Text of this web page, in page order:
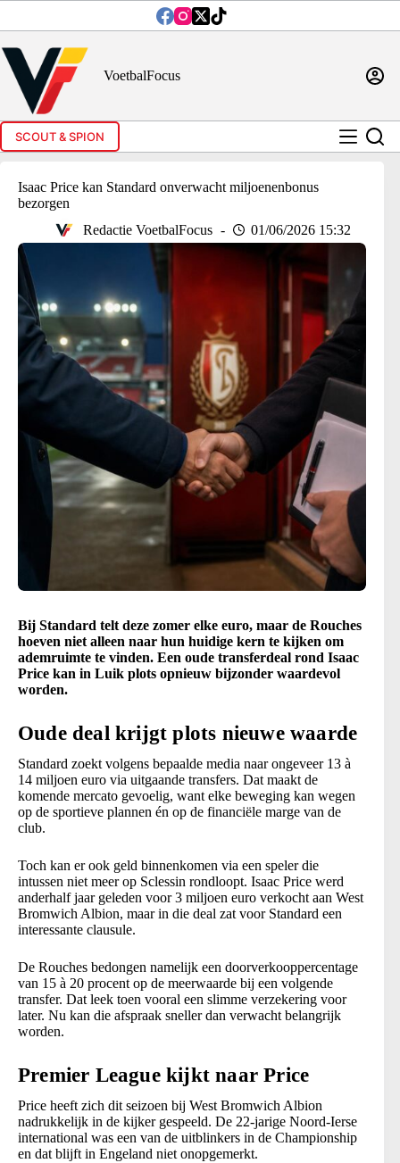
inhoud
VoetbalFocus
SCOUT & SPION
Isaac Price kan Standard onverwacht miljoenenbonus
bezorgen
Redactie VoetbalFocus
01/06/2026 15:32
Bij Standard telt deze zomer elke euro, maar de Rouches
hoeven niet alleen naar hun huidige kern te kijken om
ademruimte te vinden. Een oude transferdeal rond Isaac
Price kan in Luik plots opnieuw bijzonder waardevol
worden.
Oude deal krijgt plots nieuwe waarde
Standard zoekt volgens bepaalde media naar ongeveer 13 à
14 miljoen euro via uitgaande transfers. Dat maakt de
komende mercato gevoelig, want elke beweging kan wegen
op de sportieve plannen én op de financiële marge van de
club.
Toch kan er ook geld binnenkomen via een speler die
intussen niet meer op Sclessin rondloopt. Isaac Price werd
anderhalf jaar geleden voor 3 miljoen euro verkocht aan West
Bromwich Albion, maar in die deal zat voor Standard een
interessante clausule.
De Rouches bedongen namelijk een doorverkooppercentage
van 15 à 20 procent op de meerwaarde bij een volgende
transfer. Dat leek toen vooral een slimme verzekering voor
later. Nu kan die afspraak sneller dan verwacht belangrijk
worden.
Premier League kijkt naar Price
Price heeft zich dit seizoen bij West Bromwich Albion
nadrukkelijk in de kijker gespeeld. De 22-jarige Noord-Ierse
international was een van de uitblinkers in de Championship
en dat blijft in Engeland niet onopgemerkt.